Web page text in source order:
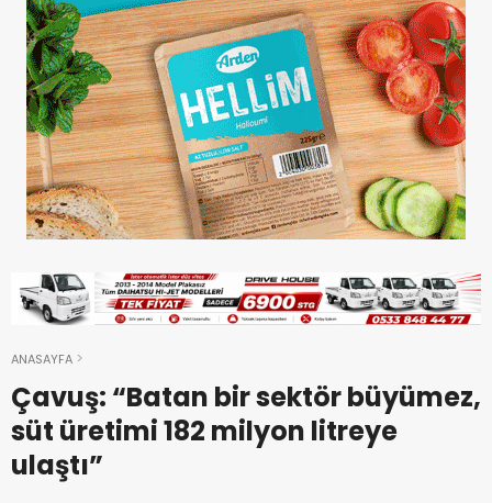
ANASAYFA
Çavuş: “Batan bir sektör büyümez,
süt üretimi 182 milyon litreye
ulaştı”